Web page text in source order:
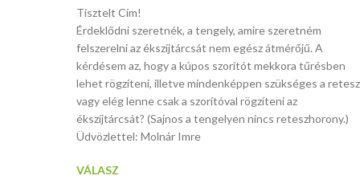
Tisztelt Cím!
Érdeklődni szeretnék, a tengely, amire szeretném
felszerelni az ékszíjtárcsát nem egész átmérőjű. A
kérdésem az, hogy a kúpos szorítót mekkora tűrésben
lehet rögzíteni, illetve mindenképpen szükséges a retesz
vagy elég lenne csak a szorítóval rögzíteni az
ékszíjtárcsát? (Sajnos a tengelyen nincs reteszhorony.)
Üdvözlettel: Molnár Imre
VÁLASZ